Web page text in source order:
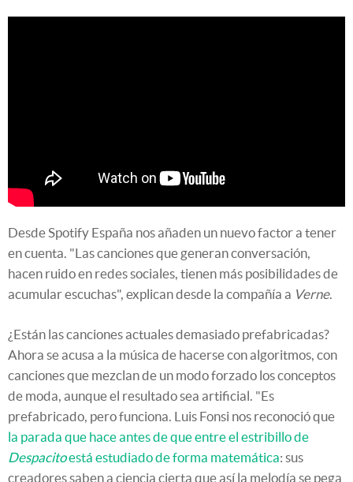
Desde Spotify España nos añaden un nuevo factor a tener
en cuenta. "Las canciones que generan conversación,
hacen ruido en redes sociales, tienen más posibilidades de
acumular escuchas", explican desde la compañía a Verne.
¿Están las canciones actuales demasiado prefabricadas?
Ahora se acusa a la música de hacerse con algoritmos, con
canciones que mezclan de un modo forzado los conceptos
de moda, aunque el resultado sea artificial. "Es
prefabricado, pero funciona. Luis Fonsi nos reconoció que
la parada que hace antes de que entre el estribillo de
Despacitoestá estudiado de forma matemática: sus
creadores saben a ciencia cierta que así la melodía se pega